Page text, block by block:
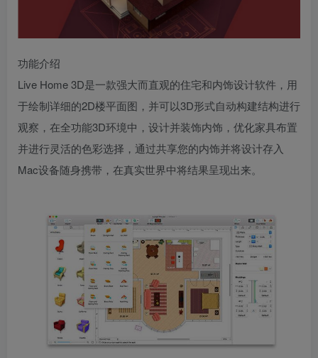
功能介绍
Live Home 3D是一款强大而直观的住宅和内饰设计软件，用
于绘制详细的2D楼平面图，并可以3D形式自动构建结构进行
观察，在全功能3D环境中，设计并装饰内饰，优化家具布置
并进行灵活的色彩选择，通过共享您的内饰并将设计存入
Mac设备随身携带，在真实世界中将结果呈现出来。